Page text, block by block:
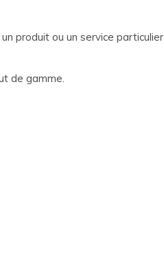
produit ou un service particulier
de gamme.